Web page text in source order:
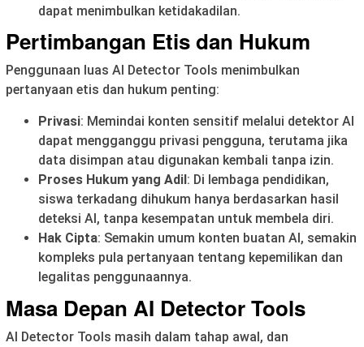
dapat menimbulkan ketidakadilan.
Pertimbangan Etis dan Hukum
Penggunaan luas AI Detector Tools menimbulkan
pertanyaan etis dan hukum penting:
Privasi: Memindai konten sensitif melalui detektor AI
dapat mengganggu privasi pengguna, terutama jika
data disimpan atau digunakan kembali tanpa izin.
Proses Hukum yang Adil: Di lembaga pendidikan,
siswa terkadang dihukum hanya berdasarkan hasil
deteksi AI, tanpa kesempatan untuk membela diri.
Hak Cipta: Semakin umum konten buatan AI, semakin
kompleks pula pertanyaan tentang kepemilikan dan
legalitas penggunaannya.
Masa Depan AI Detector Tools
AI Detector Tools masih dalam tahap awal, dan